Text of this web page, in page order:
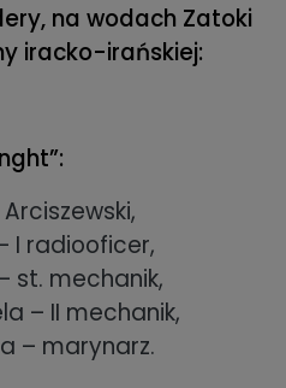
na wodach Zatoki
iracko-irańskiej:
I radiooficer,
st. mechanik,
– II mechanik,
– marynarz.